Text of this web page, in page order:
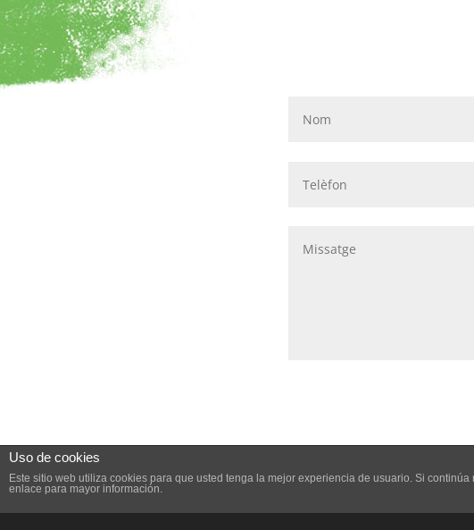
Uso de cookies
Este sitio web utiliza cookies para que usted tenga la mejor experiencia de usuario. Si
enlace para mayor información.